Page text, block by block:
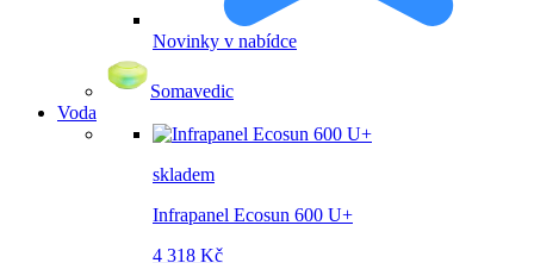
Novinky v nabídce
Somavedic
Voda
skladem
Infrapanel Ecosun 600 U+
4 318 Kč